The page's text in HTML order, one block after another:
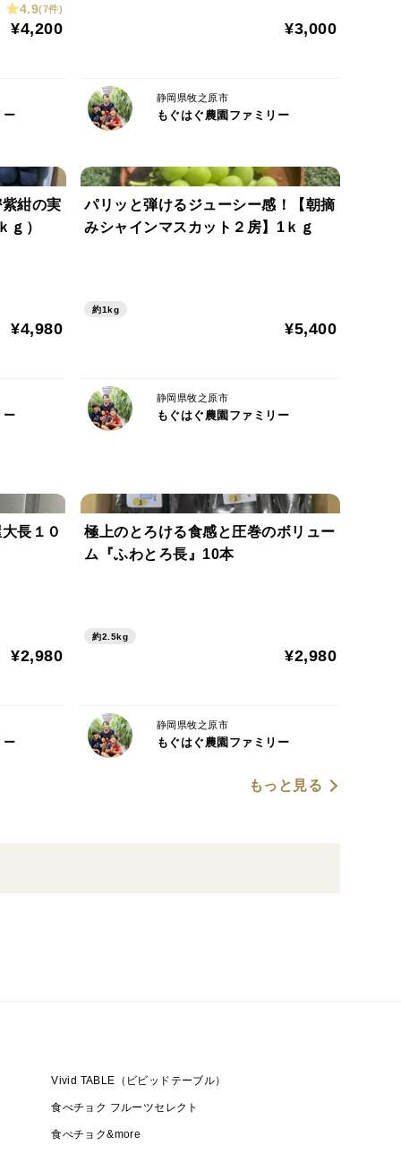
ています。
、品質保証ができません。
4.9(7件)
¥4,200
ー
¥3,000
静岡県牧之原市
もぐはぐ農園ファミリー
紺の実
ｇ）
¥4,980
ー
パリッと弾けるジューシー感！【朝摘
みシャインマスカット２房】1ｋｇ
約1kg
¥5,400
静岡県牧之原市
もぐはぐ農園ファミリー
長１０
¥2,980
ー
極上のとろける食感と圧巻のボリュー
ム『ふわとろ長』10本
約2.5kg
¥2,980
静岡県牧之原市
もぐはぐ農園ファミリー
もっと見る
Vivid TABLE（ビビッドテーブル）
食べチョク フルーツセレクト
食べチョク&more